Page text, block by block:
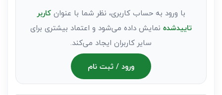
با ورود به حساب کاربری، نظر شما با عنوانکاربر
تاییدشده نمایش داده می‌شود و اعتماد بیشتری برای
سایر کاربران ایجاد می‌کند.
ورود / ثبت نام